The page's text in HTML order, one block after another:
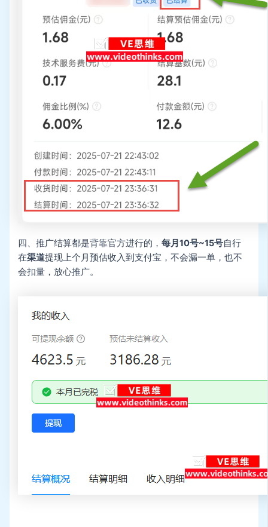
四、推广结算都是背靠官方进行的，每月10号~15号自行
在渠道提现上个月预估收入到支付宝，不会漏一单，也不
会扣量，放心推广。